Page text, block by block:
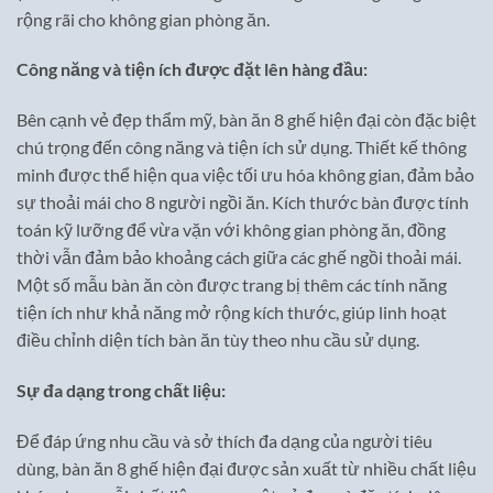
rộng rãi cho không gian phòng ăn.
Công năng và tiện ích được đặt lên hàng đầu:
Bên cạnh vẻ đẹp thẩm mỹ, bàn ăn 8 ghế hiện đại còn đặc biệt
chú trọng đến công năng và tiện ích sử dụng. Thiết kế thông
minh được thể hiện qua việc tối ưu hóa không gian, đảm bảo
sự thoải mái cho 8 người ngồi ăn. Kích thước bàn được tính
toán kỹ lưỡng để vừa vặn với không gian phòng ăn, đồng
thời vẫn đảm bảo khoảng cách giữa các ghế ngồi thoải mái.
Một số mẫu bàn ăn còn được trang bị thêm các tính năng
tiện ích như khả năng mở rộng kích thước, giúp linh hoạt
điều chỉnh diện tích bàn ăn tùy theo nhu cầu sử dụng.
Sự đa dạng trong chất liệu:
Để đáp ứng nhu cầu và sở thích đa dạng của người tiêu
dùng, bàn ăn 8 ghế hiện đại được sản xuất từ nhiều chất liệu